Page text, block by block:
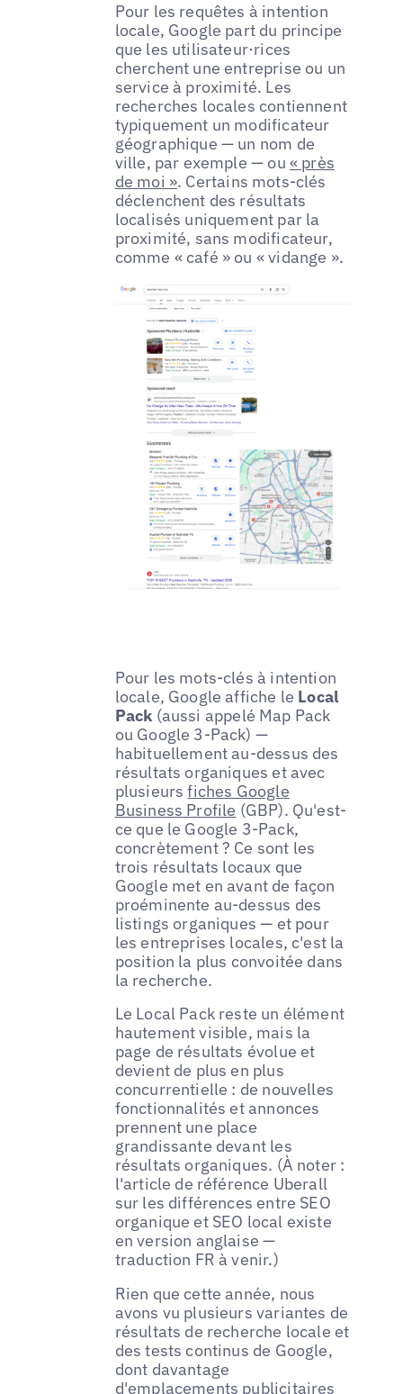
Pour les requêtes à intention
locale, Google part du principe
que les utilisateur·rices
cherchent une entreprise ou un
service à proximité. Les
recherches locales contiennent
typiquement un modificateur
géographique — un nom de
ville, par exemple — ou « près
de moi ». Certains mots-clés
déclenchent des résultats
localisés uniquement par la
proximité, sans modificateur,
comme « café » ou « vidange ».
Pour les mots-clés à intention
locale, Google affiche le Local
Pack (aussi appelé Map Pack
ou Google 3-Pack) —
habituellement au-dessus des
résultats organiques et avec
plusieursfiches Google
Business Profile (GBP). Qu'est-
ce que le Google 3-Pack,
concrètement ? Ce sont les
trois résultats locaux que
Google met en avant de façon
proéminente au-dessus des
listings organiques — et pour
les entreprises locales, c'est la
position la plus convoitée dans
la recherche.
Le Local Pack reste un élément
hautement visible, mais la
page de résultats évolue et
devient de plus en plus
concurrentielle : de nouvelles
fonctionnalités et annonces
prennent une place
grandissante devant les
résultats organiques. (À noter :
l'article de référence Uberall
sur les différences entre SEO
organique et SEO local existe
en version anglaise —
traduction FR à venir.)
Rien que cette année, nous
avons vu plusieurs variantes de
résultats de recherche locale et
des tests continus de Google,
dont davantage
d'emplacements publicitaires